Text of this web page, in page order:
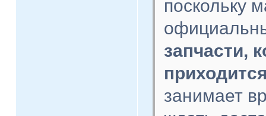
поскольку
запчасти,
занимает